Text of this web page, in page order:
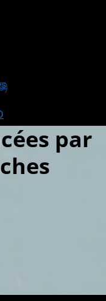
par